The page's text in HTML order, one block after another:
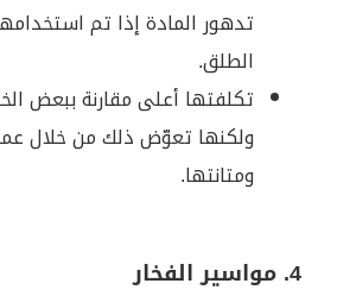
تدهور المادة إذا تم
الطلق.
تكلفتها أعلى مقارنة ببعض
ولكنها تعوّض ذلك من خلال
ومتانتها.
4. مواسير الفخار